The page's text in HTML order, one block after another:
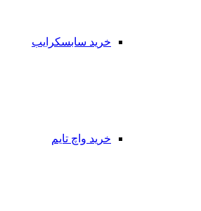
خرید سابسکرایب
خرید واچ تایم